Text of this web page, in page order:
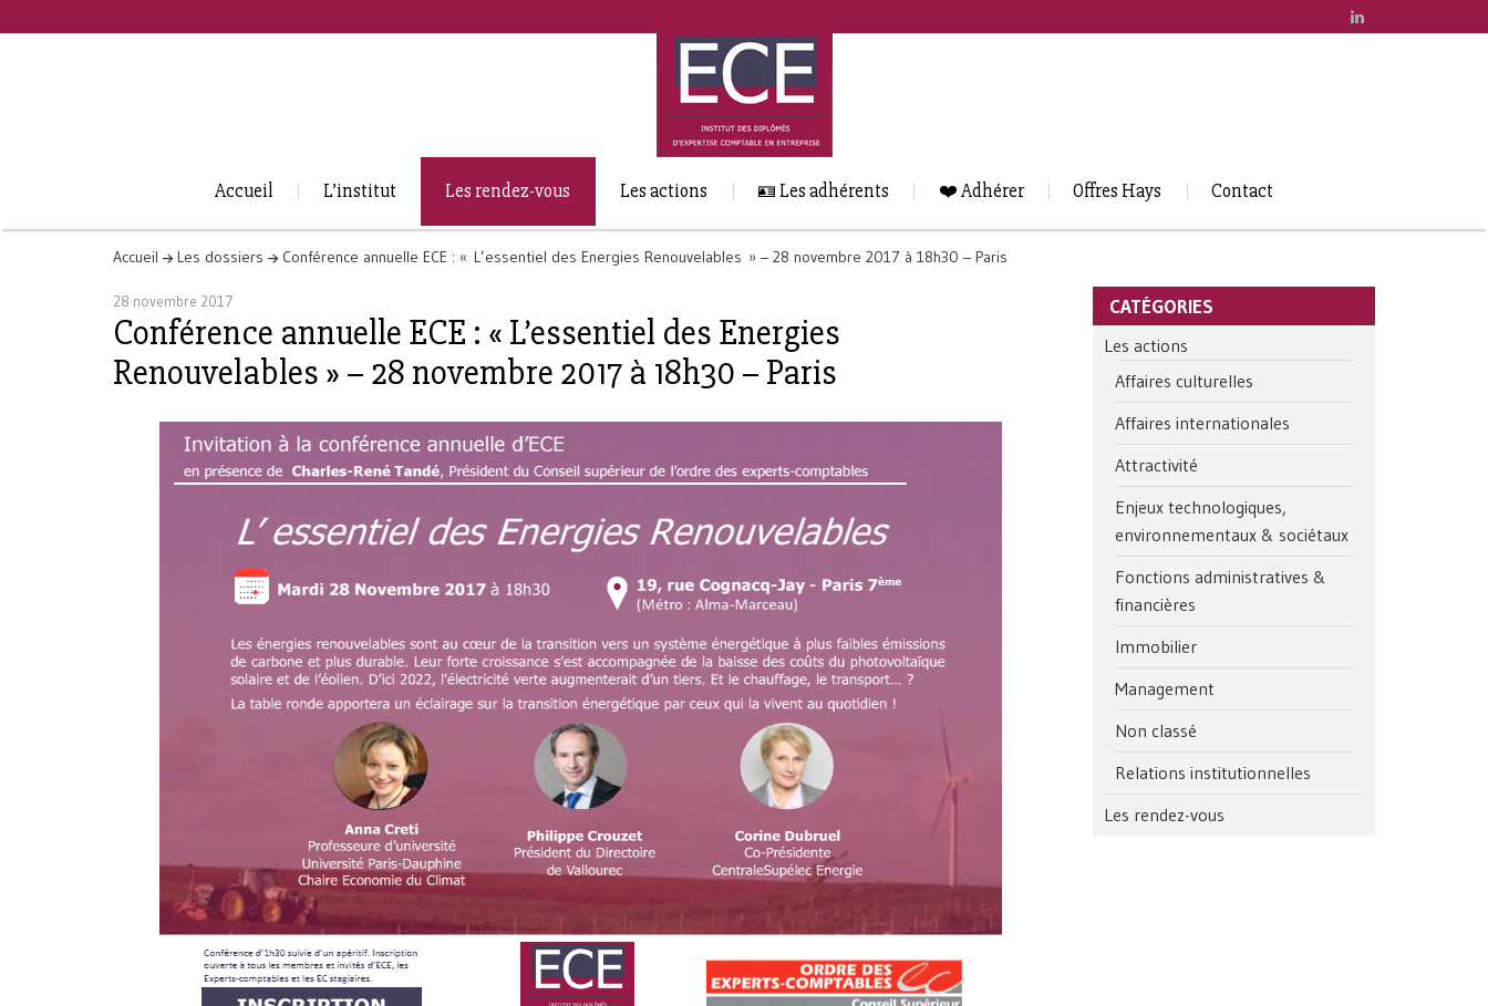
Accueil L’institut Les rendez-vous Les actions 🪪 Les adhérents ❤️ Adhérer Offres Hays Contact
Accueil Les dossiers Conférence annuelle ECE : « L’essentiel des Energies Renouvelables » – 28 novembre 2017 à 18h30 – Paris
28 novembre 2017
Conférence annuelle ECE : « L’essentiel des Energies
Renouvelables » – 28 novembre 2017 à 18h30 – Paris
CATÉGORIES
Les actions
Affaires culturelles
Affaires internationales
Attractivité
Enjeux technologiques,
environnementaux & sociétaux
Fonctions administratives &
financières
Immobilier
Management
Non classé
Relations institutionnelles
Les rendez-vous